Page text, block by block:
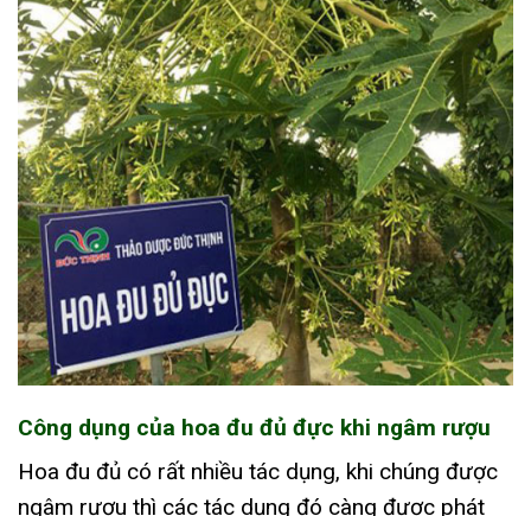
Công dụng của hoa đu đủ đực khi ngâm rượu
Hoa đu đủ có rất nhiều tác dụng, khi chúng được
ngâm rượu thì các tác dụng đó càng được phát